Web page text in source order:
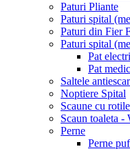
Paturi Pliante
Paturi spital
Paturi din Fier
Paturi spital
Pat
Pat
Saltele
Noptiere Spital
Scaune cu rotile
Scaun toaleta -
Perne
Perne